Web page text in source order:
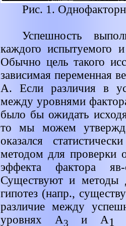
Рис. 1.
Успешность
каждого испытуемого
Обычно цель такого
зависимая переменная
А. Если различия в
между уровнями
было бы ожидать
то мы можем
оказался
методом для проверки
эффекта фактора
Существуют и методы
гипотез (напр.,
различие между
уровнях А3и A1